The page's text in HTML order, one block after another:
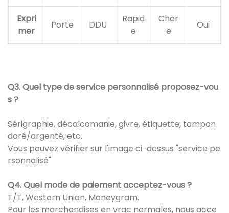
Expri
mer
Porte DDU
Rapid
e
Cher
e
Oui
Q3. Quel type de service personnalisé proposez-vou
s ?
Sérigraphie, décalcomanie, givre, étiquette, tampon
doré/argenté, etc.
Vous pouvez vérifier sur l'image ci-dessus "service pe
rsonnalisé"
Q4. Quel mode de paiement acceptez-vous ?
T/T, Western Union, Moneygram.
Pour les marchandises en vrac normales, nous acce